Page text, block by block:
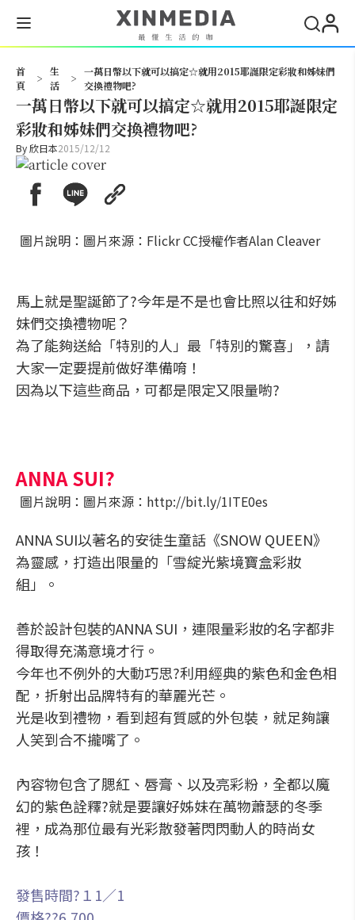
首
頁
>
生
活
>
一萬日幣以下就可以搞定☆就用2015耶誕限定彩妝和姊妹們
交換禮物吧?
一萬日幣以下就可以搞定☆就用2015耶誕限定
彩妝和姊妹們交換禮物吧?
By欣日本2015/12/12
圖片說明：圖片來源：Flickr CC授權作者Alan Cleaver
馬上就是聖誕節了?今年是不是也會比照以往和好姊
妹們交換禮物呢？
為了能夠送給「特別的人」最「特別的驚喜」，請
大家一定要提前做好準備唷！
因為以下這些商品，可都是限定又限量喲?
ANNA SUI?
圖片說明：圖片來源：http://bit.ly/1ITE0es
ANNA SUI以著名的安徒生童話《SNOW QUEEN》
為靈感，打造出限量的「雪綻光紫境寶盒彩妝
組」。
善於設計包裝的ANNA SUI，連限量彩妝的名字都非
得取得充滿意境才行。
今年也不例外的大動巧思?利用經典的紫色和金色相
配，折射出品牌特有的華麗光芒。
光是收到禮物，看到超有質感的外包裝，就足夠讓
人笑到合不攏嘴了。
內容物包含了腮紅、唇膏、以及亮彩粉，全都以魔
幻的紫色詮釋?就是要讓好姊妹在萬物蕭瑟的冬季
裡，成為那位最有光彩散發著閃閃動人的時尚女
孩！
發售時間?１1／1